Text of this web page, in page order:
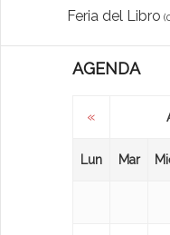
Feria del Libro
AGENDA
«
Lun Mar